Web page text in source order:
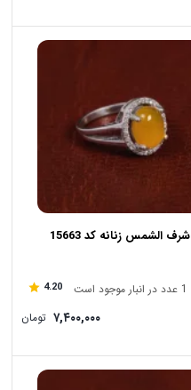
الشمس زنانه کد 15663
4.20
۷,۴۰۰,۰۰۰ تومان